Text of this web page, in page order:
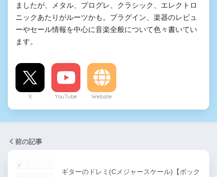
ましたが、メタル、プログレ、クラシック、エレクトロ
ニックあたりがルーツかも。プラグイン、楽器のレビュ
ーやセール情報を中心に音楽全般について色々書いてい
ます。
X YouTube Website
前の記事
ギターのドレミ(Cメジャースケール)【ボック